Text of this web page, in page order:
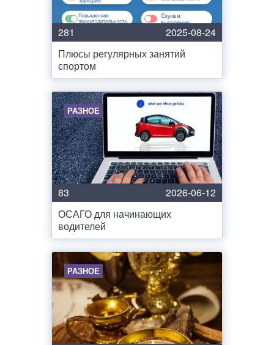
281
2025-08-24
Плюсы регулярных занятий
спортом
РАЗНОЕ
83
2026-06-12
ОСАГО для начинающих
водителей
РАЗНОЕ